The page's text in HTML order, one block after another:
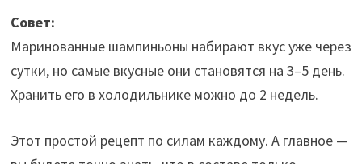
Совет:
Маринованные шампиньоны набирают вкус уже через
сутки, но самые вкусные они становятся на 3–5 день.
Хранить его в холодильнике можно до 2 недель.
Этот простой рецепт по силам каждому. А главное —